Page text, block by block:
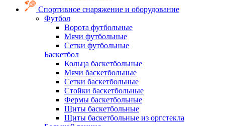
Спортивное снаряжение и оборудование
Футбол
Ворота футбольные
Мячи футбольные
Сетки футбольные
Баскетбол
Кольца баскетбольные
Мячи баскетбольные
Сетки баскетбольные
Стойки баскетбольные
Фермы баскетбольные
Щиты баскетбольные
Щиты баскетбольные из оргстекла